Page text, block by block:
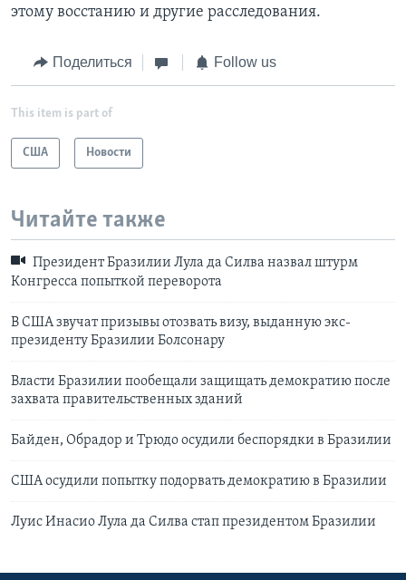
этому восстанию и другие расследования.
Поделиться Follow us
This item is part of
США Новости
Читайте также
Президент Бразилии Лула да Силва назвал штурм
Конгресса попыткой переворота
В США звучат призывы отозвать визу, выданную экс-
президенту Бразилии Болсонару
Власти Бразилии пообещали защищать демократию после
захвата правительственных зданий
Байден, Обрадор и Трюдо осудили беспорядки в Бразилии
США осудили попытку подорвать демократию в Бразилии
Луис Инасио Лула да Силва стап президентом Бразилии